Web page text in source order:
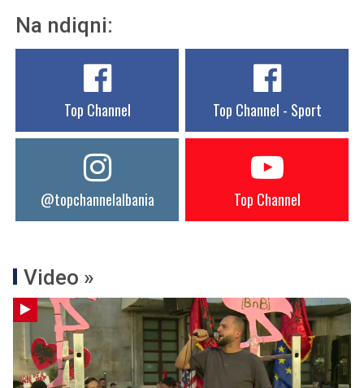
Na ndiqni:
Top Channel Top Channel - Sport
@topchannelalbania Top Channel
Video »